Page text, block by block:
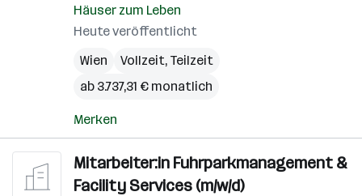
Häuser zum Leben
Heute veröffentlicht
Wien
Vollzeit, Teilzeit
ab 3.737,31 € monatlich
Merken
Mitarbeiter:in Fuhrparkmanagement &
Facility Services (m/w/d)